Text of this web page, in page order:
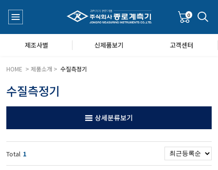
질측정기
기공기질/미세먼지/가스/소음/진동측정기
속풍량계/온도계/온습도계/기압계
0
제조사별 신제품보기 고객센터
HOME > 제품소개 >수질측정기
수질측정기
상세분류보기
Total 1